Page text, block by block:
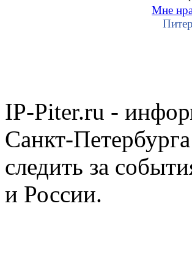
Мне
Питер
IP-Piter.ru -
Санкт-
следить за
и России.